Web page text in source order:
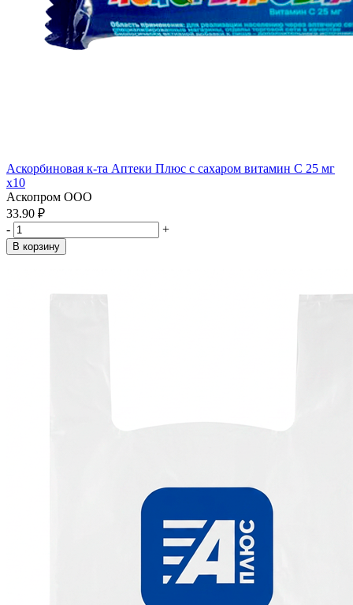
Аскорбиновая к-та Аптеки Плюс с сахаром витамин С 25 мг
x10
Аскопром ООО
33.90 ₽
-
+
В корзину